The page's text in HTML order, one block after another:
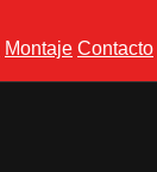
Montaje Contacto